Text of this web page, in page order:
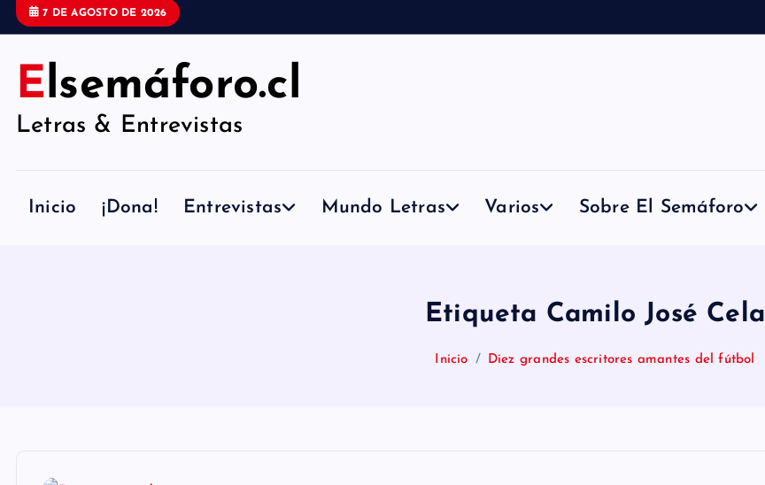
n
7 DE AGOSTO DE 2026
Elsemáforo.cl
Letras & Entrevistas
Inicio ¡Dona! Entrevistas Mundo Letras Varios Sobre El Semáforo
Etiqueta Camilo José Cela
Inicio Diez grandes escritores amantes del fútbol